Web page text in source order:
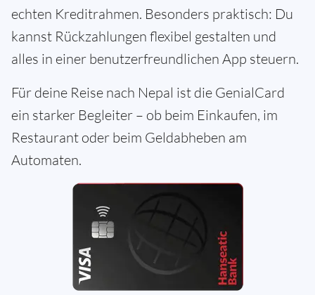
echten Kreditrahmen. Besonders praktisch: Du
kannst Rückzahlungen flexibel gestalten und
alles in einer benutzerfreundlichen App steuern.
Für deine Reise nach Nepal ist die GenialCard
ein starker Begleiter – ob beim Einkaufen, im
Restaurant oder beim Geldabheben am
Automaten.